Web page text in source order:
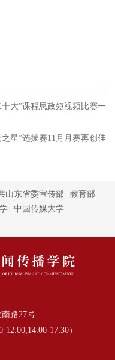
大”课程思政短视频比赛一
星”选拔赛11月月赛再创佳
山东省委宣传部
教育部
中国传媒大学
路27号
12:00,14:00-17:30）